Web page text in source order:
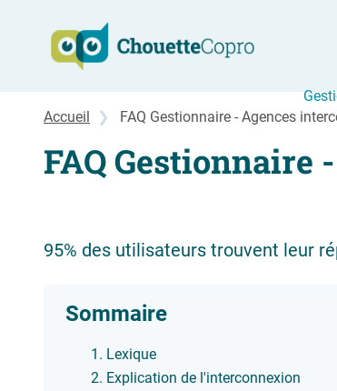
Accueil FAQ Gestionnaire - Agences
FAQ
95% des utilisateurs trouvent leur
Sommaire
Lexique
Explication de l'interconnexion